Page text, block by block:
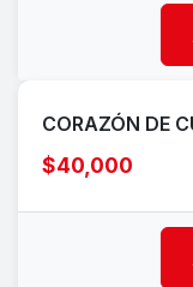
CORAZÓN DE
$40,000